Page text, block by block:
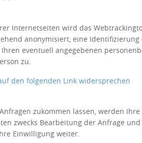
Internetseiten wird das
anonymisiert, eine
eventuell angegebenen
zu.
den folgenden Link widersprechen
zukommen lassen, werden
zwecks Bearbeitung der Anfrage
Einwilligung weiter.